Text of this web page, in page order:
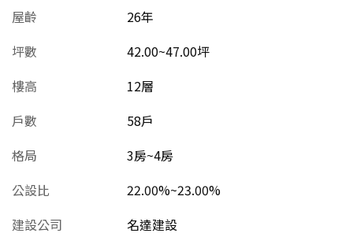
屋齡
26年
坪數
42.00~47.00坪
樓高
12層
戶數
58戶
格局
3房~4房
公設比
22.00%~23.00%
建設公司
名達建設